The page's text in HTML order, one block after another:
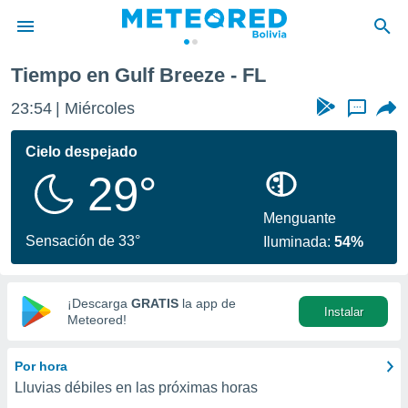
de
ha
calidad.
a este
las
y
digital
basada
Tiempo en Gulf Breeze - FL
23:54 Miércoles ...
Cielo despejado
29°
Sensación de 33°
Menguante
Iluminada:54%
¡Descarga GRATIS la app de
Meteored!
Instalar
Por hora
Lluvias débiles en las próximas horas